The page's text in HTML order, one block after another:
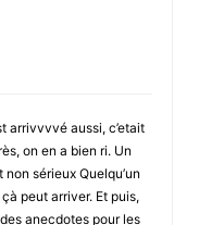
arrivvvvé aussi, c’etait
on en a bien ri. Un
sérieux Quelqu’un
peut arriver. Et puis,
anecdotes pour les